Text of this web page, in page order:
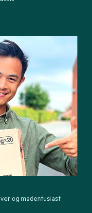
og madentusiast